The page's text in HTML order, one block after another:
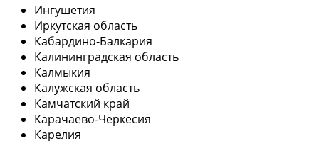
Ингушетия
Иркутская область
Кабардино-Балкария
Калининградская область
Калмыкия
Калужская область
Камчатский край
Карачаево-Черкесия
Карелия